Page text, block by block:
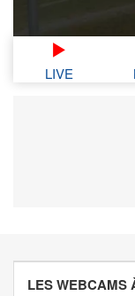
LIVE
LES WEBCAMS